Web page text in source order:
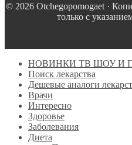
© 2026 Оtchegopomogaet ·
только с
НОВИНКИ ТВ ШОУ И
Поиск лекарства
Дешевые аналоги
Врачи
Интересно
Здоровье
Заболевания
Диета